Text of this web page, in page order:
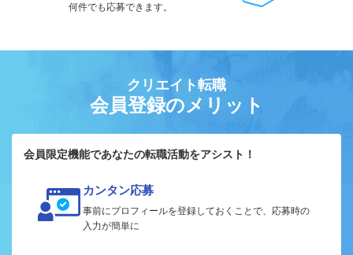
何件でも応募できます。
クリエイト転職
会員登録のメリット
会員限定機能であなたの転職活動をアシスト！
カンタン応募
事前にプロフィールを登録しておくことで、応募時の
入力が簡単に